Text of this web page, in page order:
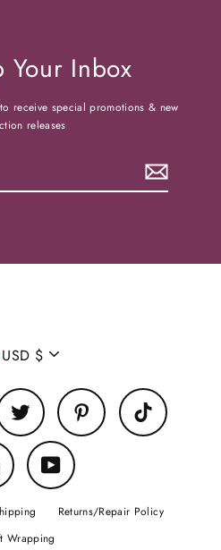
Your Inbox
receive special promotions & new
releases
USD $
Twitter Pinterest TikTok
LinkedIn YouTube
Returns/Repair Policy
Wrapping